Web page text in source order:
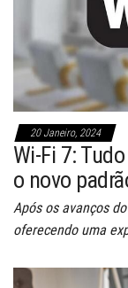
20 Janeiro, 2024
Wi-Fi 7:
o novo
Após os avanços
oferecendo uma